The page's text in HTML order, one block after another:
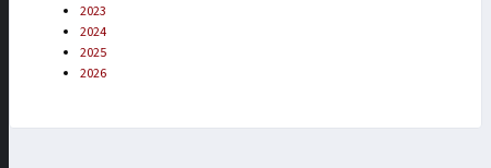
2023
2024
2025
2026